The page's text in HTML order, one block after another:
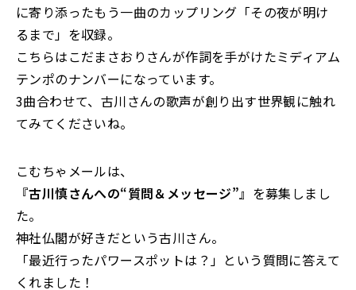
に寄り添ったもう一曲のカップリング「その夜が明け
るまで」を収録。
こちらはこだまさおりさんが作詞を手がけたミディアム
テンポのナンバーになっています。
3曲合わせて、古川さんの歌声が創り出す世界観に触れ
てみてくださいね。
こむちゃメールは、
『古川慎さんへの“質問＆メッセージ”』 を募集しまし
た。
神社仏閣が好きだという古川さん。
「最近行ったパワースポットは？」という質問に答えて
くれました！